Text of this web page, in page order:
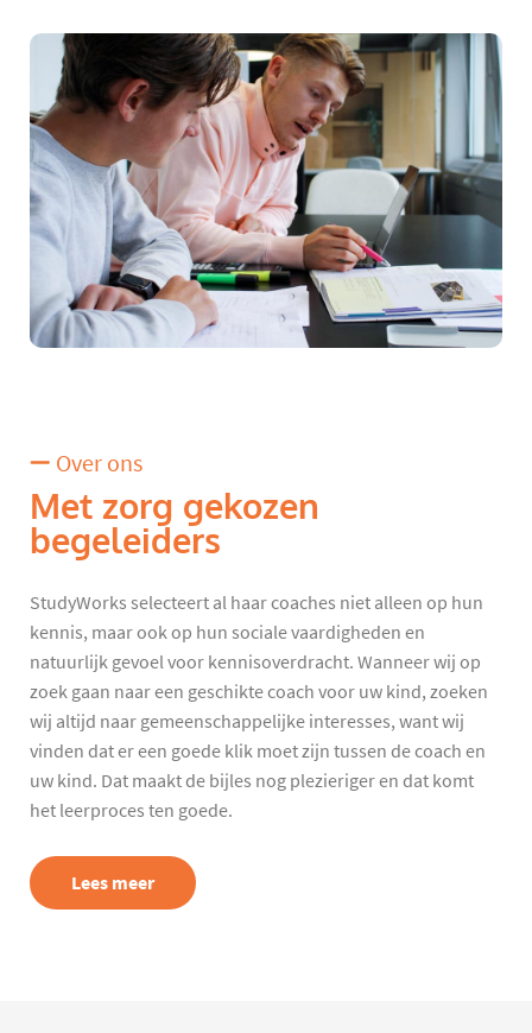
Over ons
Met zorg gekozen
begeleiders
StudyWorks selecteert al haar coaches niet alleen op hun
kennis, maar ook op hun sociale vaardigheden en
natuurlijk gevoel voor kennisoverdracht. Wanneer wij op
zoek gaan naar een geschikte coach voor uw kind, zoeken
wij altijd naar gemeenschappelijke interesses, want wij
vinden dat er een goede klik moet zijn tussen de coach en
uw kind. Dat maakt de bijles nog plezieriger en dat komt
het leerproces ten goede.
Lees meer